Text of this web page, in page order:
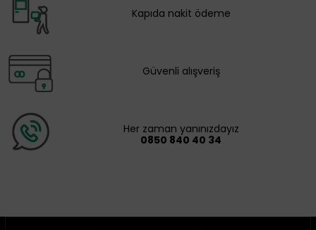
Kapıda nakit ödeme
Güvenli alışveriş
Her zaman yanınızdayız
0850 840 40 34